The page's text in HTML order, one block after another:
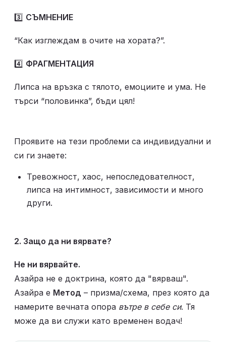
3️⃣ СЪМНЕНИЕ
“Как изглеждам в очите на хората?”.
4️⃣ ФРАГМЕНТАЦИЯ
Липса на връзка с тялото, емоциите и ума. Не
търси “половинка”, бъди цял!
Проявите на тези проблеми са индивидуални и
си ги знаете:
Тревожност, хаос, непоследователност,
липса на интимност, зависимости и много
други.
2. Защо да ни вярвате?
Не ни вярвайте.
Азайра не е доктрина, която да "вярваш".
Азайра е Метод – призма/схема, през която да
намерите вечната опора вътре в себе си. Тя
може да ви служи като временен водач!